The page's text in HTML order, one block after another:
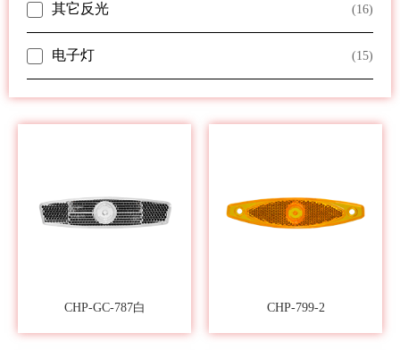
其它反光 (16)
电子灯 (15)
CHP-GC-787白 CHP-799-2